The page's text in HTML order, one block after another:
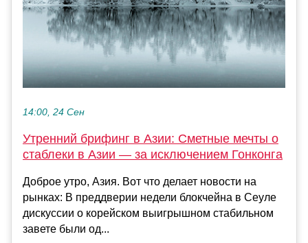
14:00, 24 Сен
Утренний брифинг в Азии: Сметные мечты о
стаблеки в Азии — за исключением Гонконга
Доброе утро, Азия. Вот что делает новости на
рынках: В преддверии недели блокчейна в Сеуле
дискуссии о корейском выигрышном стабильном
завете были од...